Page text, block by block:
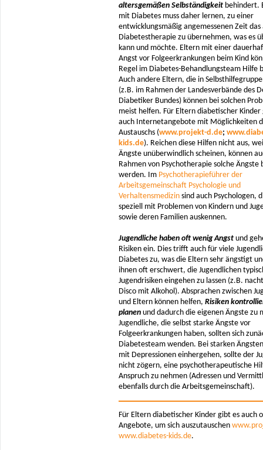
altersgemäßen Selbständigkeit behindert.
mit Diabetes muss daher lernen, zu einer
entwicklungsmäßig angemessenen Zeit das
Diabetestherapie zu übernehmen, was es
kann und möchte. Eltern mit einer
Angst vor Folgeerkrankungen beim Kind
Regel im Diabetes-Behandlungsteam Hilfe
Auch andere Eltern, die in
(z.B. im Rahmen der Landesverbände des
Diabetiker Bundes) können bei solchen
meist helfen. Für Eltern diabetischer Kinder
auch Internetangebote mit Möglichkeiten
Austauschs (www.projekt-d.de;
kids.de). Reichen diese Hilfen nicht aus,
Ängste unüberwindlich scheinen, können
Rahmen von Psychotherapie solche
werden. Im Psychotherapieführer der
Arbeitsgemeinschaft Psychologie und
Verhaltensmedizin sind auch Psychologen,
speziell mit Problemen von Kindern und
sowie deren Familien auskennen.
Jugendliche haben oft wenig Angst und
Risiken ein. Dies trifft auch für viele
Diabetes zu, was die Eltern sehr ängstigt
ihnen oft erschwert, die Jugendlichen
Jugendrisiken eingehen zu lassen (z.B.
Disco mit Alkohol). Absprachen zwischen
und Eltern können helfen, Risiken
planen und dadurch die eigenen Ängste zu
Jugendliche, die selbst starke Ängste vor
Folgeerkrankungen haben, sollten sich
Diabetesteam wenden. Bei starken
mit Depressionen einhergehen, sollte der
nicht zögern, eine psychotherapeutische
Anspruch zu nehmen (Adressen und
ebenfalls durch die Arbeitsgemeinschaft).
Für Eltern diabetischer Kinder gibt es auch
Angebote, um sich auszutauschen
www.diabetes-kids.de.